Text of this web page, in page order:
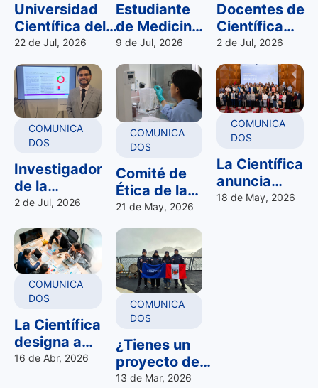
Universidad
Científica del
Sur obtiene 28
reconocimientos
en KIWIE 2026
y consolida su
liderazgo en
innovación
22 de Jul, 2026
Estudiante
de Medicina
de la
Científica
participó en
congreso
internacional
de la
Endocrine
Society
2026
9 de Jul, 2026
Docentes de
Científica
representan
a la
universidad
en
importante
encuentro
internacional
sobre
Derecho
2 de Jul, 2026
COMUNICA
DOS
Investigador
de la
Científica
cumbre
mundial de
tecnologías
de la salud
HTAi 2026
en Turquía
2 de Jul, 2026
COMUNICA
DOS
Comité de
Ética de la
Científica se
integra a la
Red Nacional
de Comités
de Ética en
Investigación
– RENACEI
21 de May, 2026
COMUNICA
DOS
La Científica
anuncia
ganadores del
18 de May, 2026
COMUNICA
DOS
La Científica
designa a
su nuevo
16 de Abr, 2026
COMUNICA
DOS
¿Tienes un
proyecto de
investigación
13 de Mar, 2026